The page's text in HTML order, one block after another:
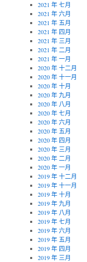
2021 年 七月
2021 年 六月
2021 年 五月
2021 年 四月
2021 年 三月
2021 年 二月
2021 年 一月
2020 年 十二月
2020 年 十一月
2020 年 十月
2020 年 九月
2020 年 八月
2020 年 七月
2020 年 六月
2020 年 五月
2020 年 四月
2020 年 三月
2020 年 二月
2020 年 一月
2019 年 十二月
2019 年 十一月
2019 年 十月
2019 年 九月
2019 年 八月
2019 年 七月
2019 年 六月
2019 年 五月
2019 年 四月
2019 年 三月